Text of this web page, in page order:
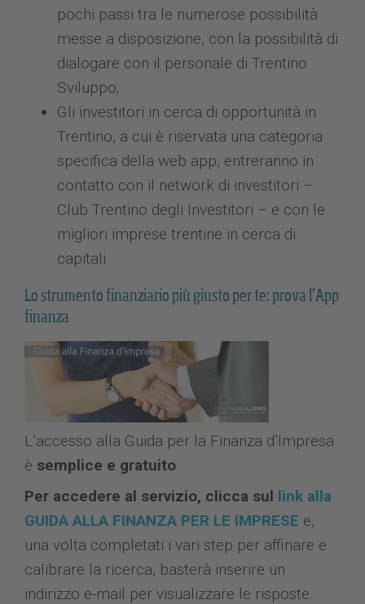
pochi passi tra le numerose possibilità
messe a disposizione, con la possibilità di
dialogare con il personale di Trentino
Sviluppo;
Gli investitori in cerca di opportunità in
Trentino, a cui è riservata una categoria
specifica della web app, entreranno in
contatto con il network di investitori –
Club Trentino degli Investitori – e con le
migliori imprese trentine in cerca di
capitali.
Lo strumento finanziario più giusto per te: prova l’App
finanza
L’accesso alla Guida per la Finanza d’Impresa
è semplice e gratuito.
Per accedere al servizio, clicca sul link alla
GUIDA ALLA FINANZA PER LE IMPRESE e,
una volta completati i vari step per affinare e
calibrare la ricerca, basterà inserire un
indirizzo e-mail per visualizzare le risposte.